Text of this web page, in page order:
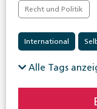
Recht und Politik
International
Alle Tags